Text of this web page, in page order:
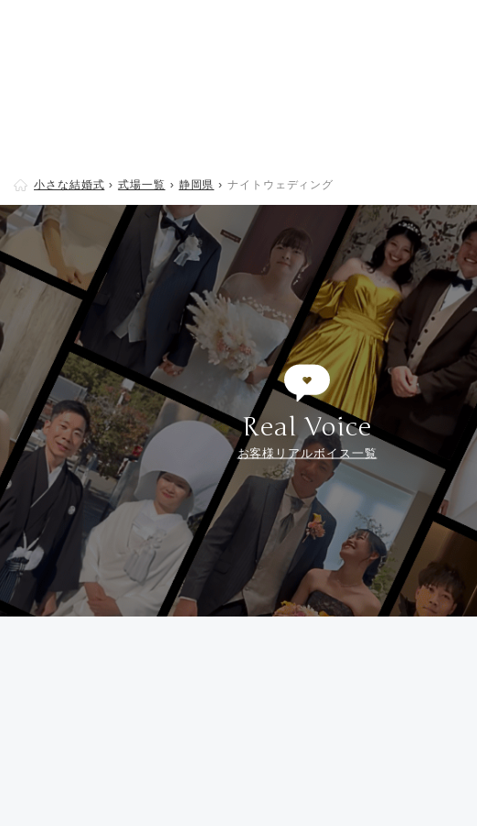
小さな結婚式 式場一覧 静岡県 ナイトウェディング
Real Voice
お客様リアルボイス一覧